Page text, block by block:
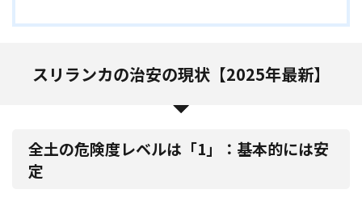
スリランカの治安の現状【2025年最新】
全土の危険度レベルは「1」：基本的には安
定